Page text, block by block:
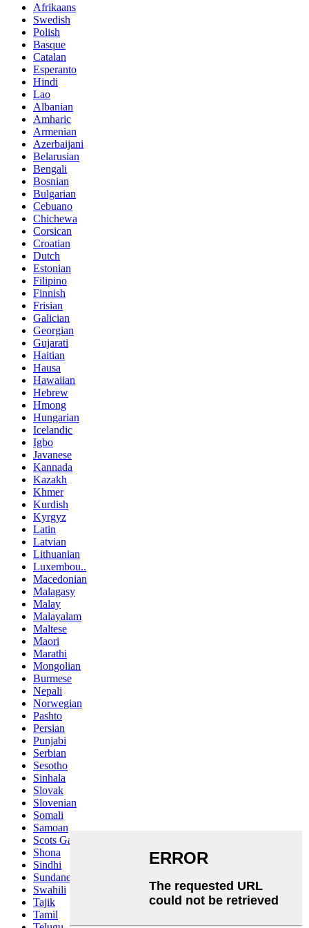
Afrikaans
Swedish
Polish
Basque
Catalan
Esperanto
Hindi
Lao
Albanian
Amharic
Armenian
Azerbaijani
Belarusian
Bengali
Bosnian
Bulgarian
Cebuano
Chichewa
Corsican
Croatian
Dutch
Estonian
Filipino
Finnish
Frisian
Galician
Georgian
Gujarati
Haitian
Hausa
Hawaiian
Hebrew
Hmong
Hungarian
Icelandic
Igbo
Javanese
Kannada
Kazakh
Khmer
Kurdish
Kyrgyz
Latin
Latvian
Lithuanian
Luxembou..
Macedonian
Malagasy
Malay
Malayalam
Maltese
Maori
Marathi
Mongolian
Burmese
Nepali
Norwegian
Pashto
Persian
Punjabi
Serbian
Sesotho
Sinhala
Slovak
Slovenian
Somali
Samoan
Scots Gaelic
Shona
Sindhi
Sundanese
Swahili
Tajik
Tamil